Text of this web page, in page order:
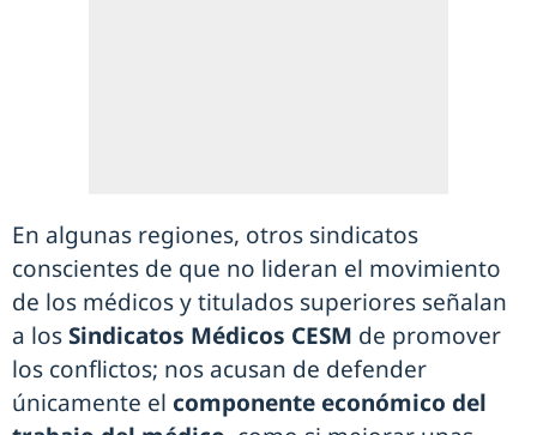
En algunas regiones, otros sindicatos
conscientes de que no lideran el movimiento
de los médicos y titulados superiores señalan
a losSindicatos Médicos CESM de promover
los conflictos; nos acusan de defender
únicamente el componente económico del